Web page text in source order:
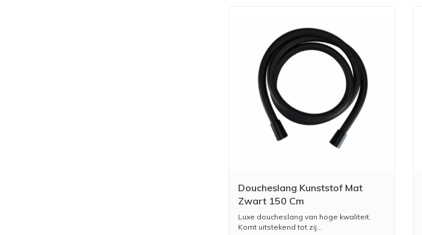
Doucheslang Kunststof Mat
Zwart 150 Cm
Luxe doucheslang van hoge kwaliteit.
Komt uitstekend tot zij...